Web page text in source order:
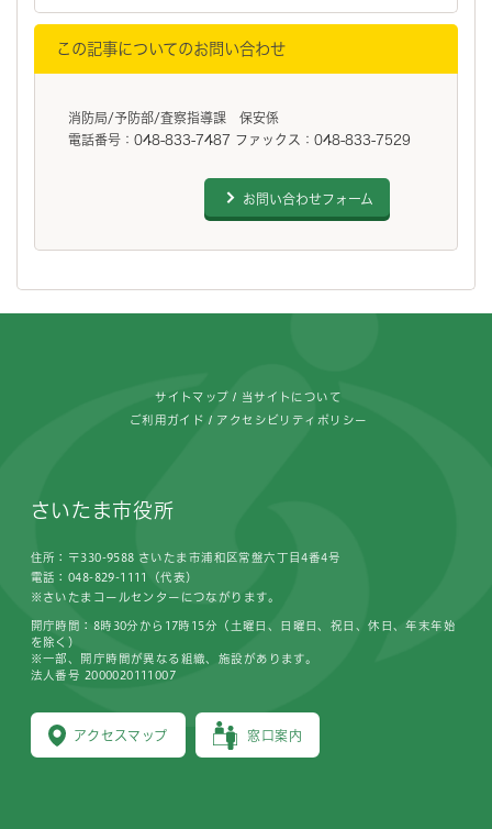
この記事についてのお問い合わせ
消防局/予防部/査察指導課 保安係
電話番号：048-833-7487 ファックス：048-833-7529
お問い合わせフォーム
サイトマップ 当サイトについて
ご利用ガイド アクセシビリティポリシー
さいたま市役所
住所：〒330-9588 さいたま市浦和区常盤六丁目4番4号
電話：048-829-1111（代表）
※さいたまコールセンターにつながります。
アクセスマップ 窓口案内
開庁時間：8時30分から17時15分（土曜日、日曜日、祝日、休日、年末年始
を除く）
※一部、開庁時間が異なる組織、施設があります。
法人番号 2000020111007